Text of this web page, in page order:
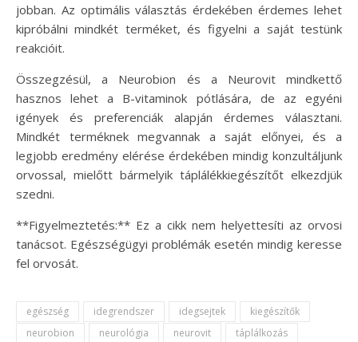
jobban. Az optimális választás érdekében érdemes lehet
kipróbálni mindkét terméket, és figyelni a saját testünk
reakcióit.
Összegzésül, a Neurobion és a Neurovit mindkettő
hasznos lehet a B-vitaminok pótlására, de az egyéni
igények és preferenciák alapján érdemes választani.
Mindkét terméknek megvannak a saját előnyei, és a
legjobb eredmény elérése érdekében mindig konzultáljunk
orvossal, mielőtt bármelyik táplálékkiegészítőt elkezdjük
szedni.
**Figyelmeztetés:** Ez a cikk nem helyettesíti az orvosi
tanácsot. Egészségügyi problémák esetén mindig keresse
fel orvosát.
egészség idegrendszer idegsejtek
kiegészítők
neurobion
neurológia neurovit táplálkozás